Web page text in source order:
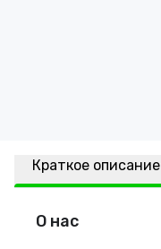
Краткое описание
О нас